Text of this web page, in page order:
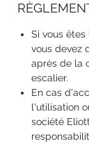
Si vous
vous devez
après de la
escalier.
En cas
l'utilisation
société